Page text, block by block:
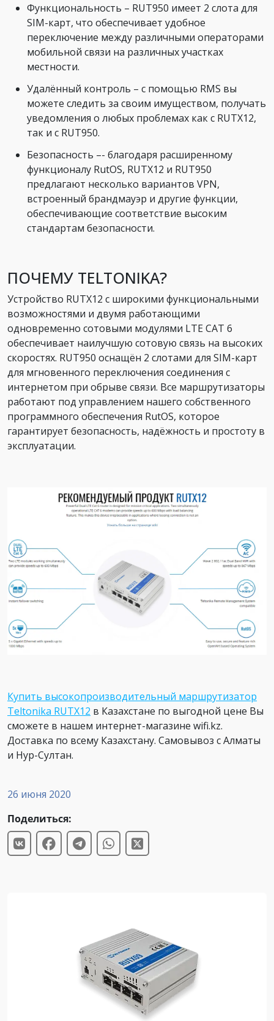
26 июня 2020
Поделиться:
Функциональность – RUT950 имеет 2 слота для
SIM-карт, что обеспечивает удобное
переключение между различными операторами
мобильной связи на различных участках
местности.
Удалённый контроль – с помощью RMS вы
можете следить за своим имуществом, получать
уведомления о любых проблемах как с RUTX12,
так и с RUT950.
Безопасность –- благодаря расширенному
функционалу RutOS, RUTX12 и RUT950
предлагают несколько вариантов VPN,
встроенный брандмауэр и другие функции,
обеспечивающие соответствие высоким
стандартам безопасности.
ПОЧЕМУ TELTONIKA?
Устройство RUTX12 с широкими функциональными
возможностями и двумя работающими
одновременно сотовыми модулями LTE CAT 6
обеспечивает наилучшую сотовую связь на высоких
скоростях. RUT950 оснащён 2 слотами для SIM-карт
для мгновенного переключения соединения с
интернетом при обрыве связи. Все маршрутизаторы
работают под управлением нашего собственного
программного обеспечения RutOS, которое
гарантирует безопасность, надёжность и простоту в
эксплуатации.
Купить высокопроизводительный маршрутизатор
Teltonika RUTX12 в Казахстане по выгодной цене Вы
сможете в нашем интернет-магазине wifi.kz.
Доставка по всему Казахстану. Самовывоз с Алматы
и Нур-Султан.